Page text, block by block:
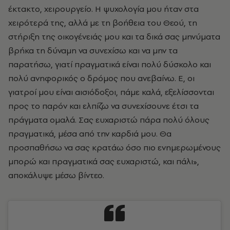
έκτακτο, χειρουργείο. Η ψυχολογία μου ήταν στα
χειρότερά της, αλλά με τη βοήθεια του Θεού, τη
στήριξη της οικογένειάς μου και τα δικά σας μηνύματα
βρήκα τη δύναμη να συνεχίσω και να μην τα
παρατήσω, γιατί πραγματικά είναι πολύ δύσκολο και
πολύ ανηφορικός ο δρόμος που ανεβαίνω. Ε, οι
γιατροί μου είναι αισιόδοξοι, πάμε καλά, εξελίσσονται
προς το παρόν και ελπίζω να συνεχίσουνε έτσι τα
πράγματα ομαλά. Σας ευχαριστώ πάρα πολύ όλους
πραγματικά, μέσα από την καρδιά μου. Θα
προσπαθήσω να σας κρατάω όσο πιο ενημερωμένους
μπορώ και πραγματικά σας ευχαριστώ, και πάλι»,
αποκάλυψε μέσω βίντεο.